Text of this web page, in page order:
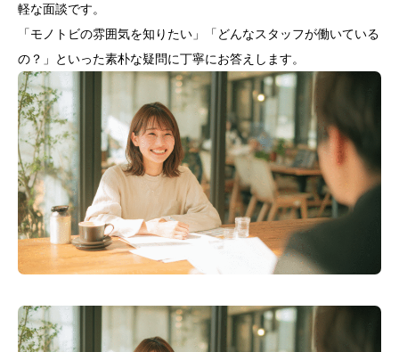
軽な面談です。
「モノトビの雰囲気を知りたい」「どんなスタッフが働いている
の？」といった素朴な疑問に丁寧にお答えします。